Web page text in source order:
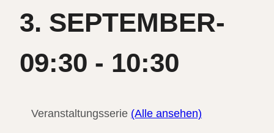
3. SEPTEMBER-
09:30 - 10:30
Veranstaltungsserie (Alle ansehen)